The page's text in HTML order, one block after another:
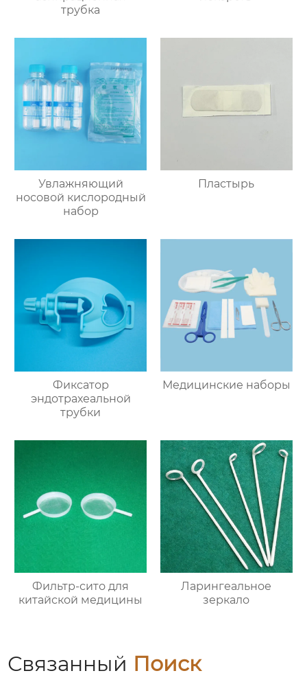
трубка
Увлажняющий
носовой кислородный
набор
Пластырь
Фиксатор
эндотрахеальной
трубки
Медицинские наборы
Фильтр-сито для
китайской медицины
Ларингеальное
зеркало
Связанный Поиск